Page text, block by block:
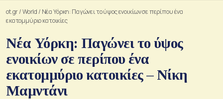
ot.gr/World / Νέα Υόρκη: Παγώνει το ύψος ενοικίων σε περίπου ένα
εκατομμύριο κατοικίες
Νέα Υόρκη: Παγώνει το ύψος
ενοικίων σε περίπου ένα
εκατομμύριο κατοικίες – Νίκη
Μαμντάνι